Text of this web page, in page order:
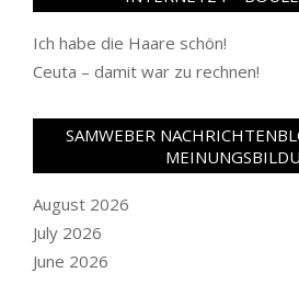
Ich habe die Haare schön!
Ceuta – damit war zu rechnen!
SAMWEBER
August 2026
July 2026
June 2026